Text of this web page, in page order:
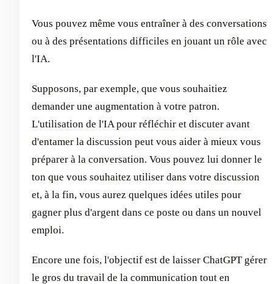
Vous pouvez même vous entraîner à des conversations
ou à des présentations difficiles en jouant un rôle avec
l'IA.
Supposons, par exemple, que vous souhaitiez
demander une augmentation à votre patron.
L'utilisation de l'IA pour réfléchir et discuter avant
d'entamer la discussion peut vous aider à mieux vous
préparer à la conversation. Vous pouvez lui donner le
ton que vous souhaitez utiliser dans votre discussion
et, à la fin, vous aurez quelques idées utiles pour
gagner plus d'argent dans ce poste ou dans un nouvel
emploi.
Encore une fois, l'objectif est de laisser ChatGPT gérer
le gros du travail de la communication tout en